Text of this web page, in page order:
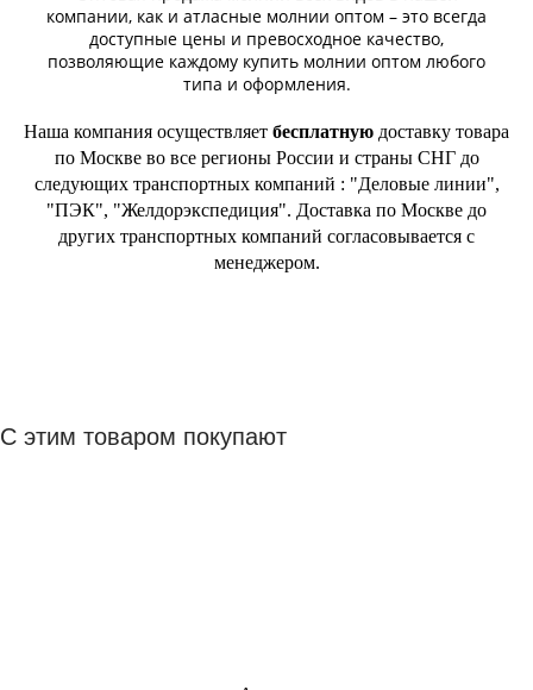
компании, как и атласные молнии оптом – это всегда
доступные цены и превосходное качество,
позволяющие каждому купить молнии оптом любого
типа и оформления.
Наша компания осуществляет бесплатную доставку товара
по Москве во все регионы России и страны СНГ до
следующих транспортных компаний : "Деловые линии",
"ПЭК", "Желдорэкспедиция". Доставка по Москве до
других транспортных компаний согласовывается с
менеджером.
С этим товаром покупают